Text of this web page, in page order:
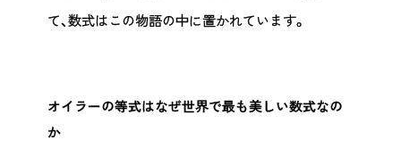
て、数式はこの物語の中に置かれています。
オイラーの等式はなぜ世界で最も美しい数式なの
か